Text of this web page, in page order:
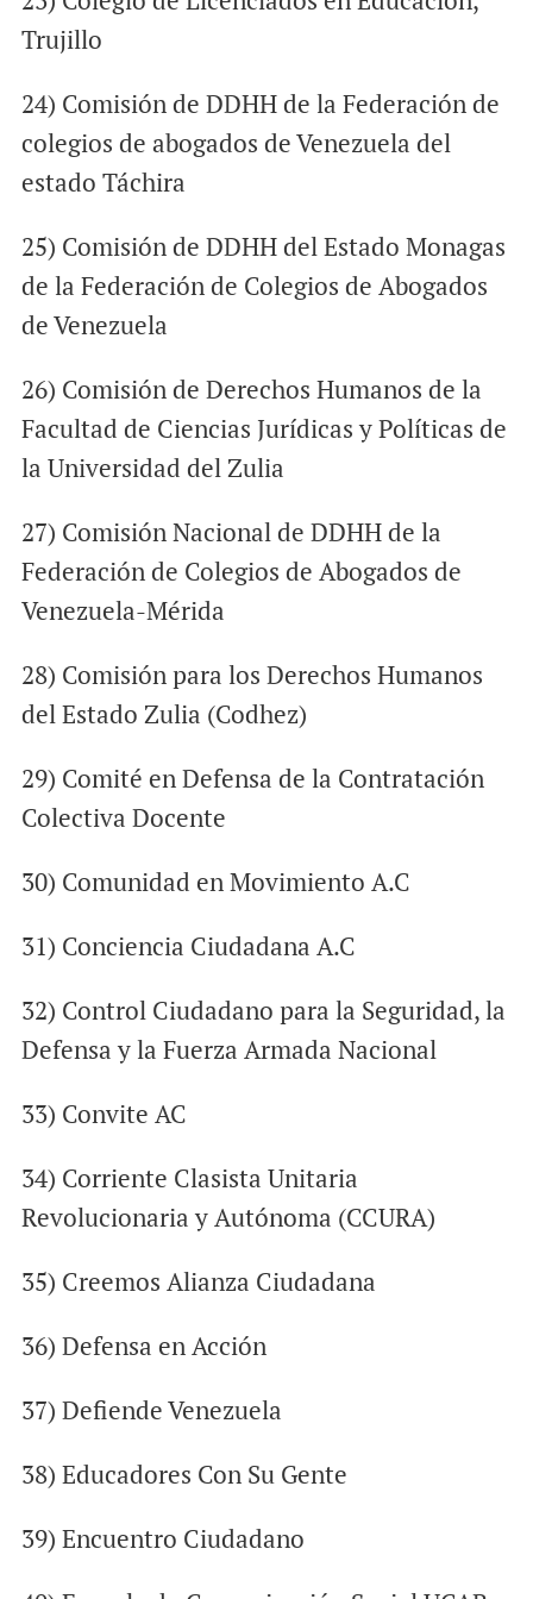
Trujillo
24) Comisión de DDHH de la Federación de
colegios de abogados de Venezuela del
estado Táchira
25) Comisión de DDHH del Estado Monagas
de la Federación de Colegios de Abogados
de Venezuela
26) Comisión de Derechos Humanos de la
Facultad de Ciencias Jurídicas y Políticas de
la Universidad del Zulia
27) Comisión Nacional de DDHH de la
Federación de Colegios de Abogados de
Venezuela-Mérida
28) Comisión para los Derechos Humanos
del Estado Zulia (Codhez)
29) Comité en Defensa de la Contratación
Colectiva Docente
30) Comunidad en Movimiento A.C
31) Conciencia Ciudadana A.C
32) Control Ciudadano para la Seguridad, la
Defensa y la Fuerza Armada Nacional
33) Convite AC
34) Corriente Clasista Unitaria
Revolucionaria y Autónoma (CCURA)
35) Creemos Alianza Ciudadana
36) Defensa en Acción
37) Defiende Venezuela
38) Educadores Con Su Gente
39) Encuentro Ciudadano